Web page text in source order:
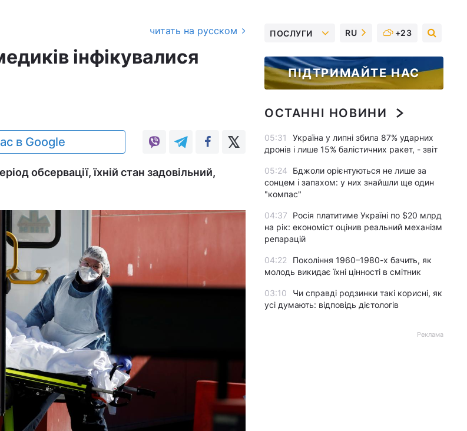
читать на русском
інфікувалися
в Google
обсервації, їхній стан задовільний,
ПОСЛУГИ RU +23
ПІДТРИМАЙТЕ НАС
ОСТАННІ НОВИНИ
05:31
Україна у липні збила 87% ударних
дронів і лише 15% балістичних ракет, - звіт
05:24
Бджоли орієнтуються не лише за
сонцем і запахом: у них знайшли ще один
"компас"
04:37
Росія платитиме Україні по $20 млрд
на рік: економіст оцінив реальний механізм
репарацій
04:22
Покоління 1960–1980-х бачить, як
молодь викидає їхні цінності в смітник
03:10
Чи справді родзинки такі корисні, як
усі думають: відповідь дієтологів
Реклама